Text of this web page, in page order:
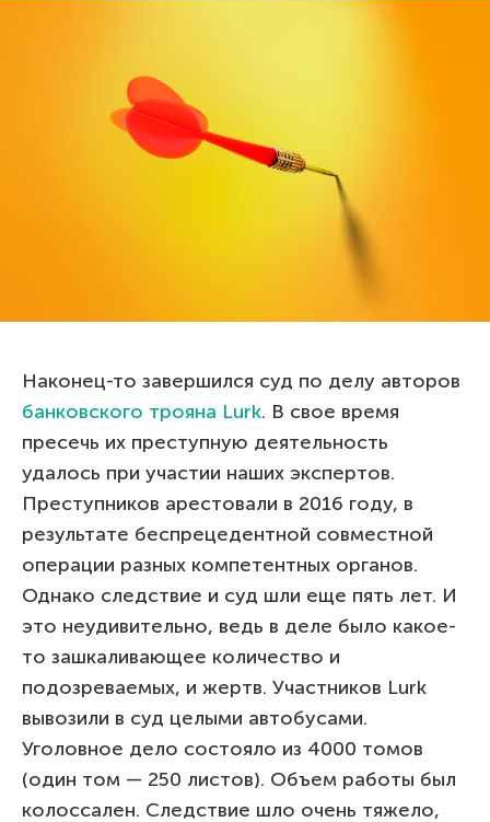
Наконец-то завершился суд по делу авторов
банковского трояна Lurk. В свое время
пресечь их преступную деятельность
удалось при участии наших экспертов.
Преступников арестовали в 2016 году, в
результате беспрецедентной совместной
операции разных компетентных органов.
Однако следствие и суд шли еще пять лет. И
это неудивительно, ведь в деле было какое-
то зашкаливающее количество и
подозреваемых, и жертв. Участников Lurk
вывозили в суд целыми автобусами.
Уголовное дело состояло из 4000 томов
(один том — 250 листов). Объем работы был
колоссален. Следствие шло очень тяжело,